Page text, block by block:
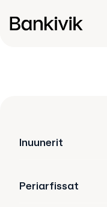
Inuunerit
Periarfissat